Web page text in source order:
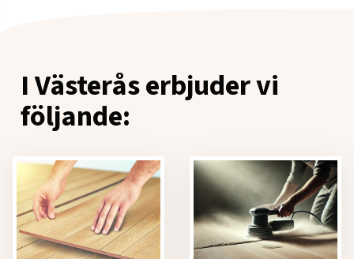
I Västerås erbjuder vi
följande: